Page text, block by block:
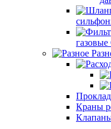
Краны